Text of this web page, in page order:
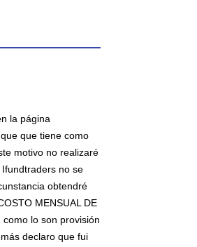
la página
que tiene como
motivo no realizaré
no se
obtendré
MENSUAL DE
lo son provisión
declaro que fui